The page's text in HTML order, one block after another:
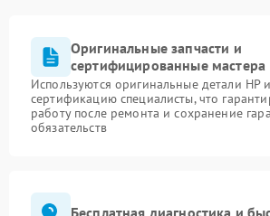
Оригинальные запчасти и
сертифицированные мастера
Используются оригинальные детали
сертификацию специалисты, что
работу после ремонта и сохранение
обязательств
Бесплатная диагностика и